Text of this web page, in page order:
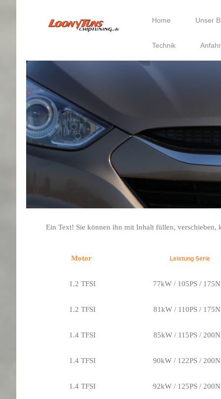
Home Unser
Technik
Ein Text! Sie können ihn mit Inhalt füllen, verschieben,
Motor Leistung Serie
1.2 TFSI 77kW / 105PS /
1.2 TFSI 81kW / 110PS /
1.4 TFSI 85kW / 115PS /
1.4 TFSI 90kW / 122PS /
1.4 TFSI 92kW / 125PS /